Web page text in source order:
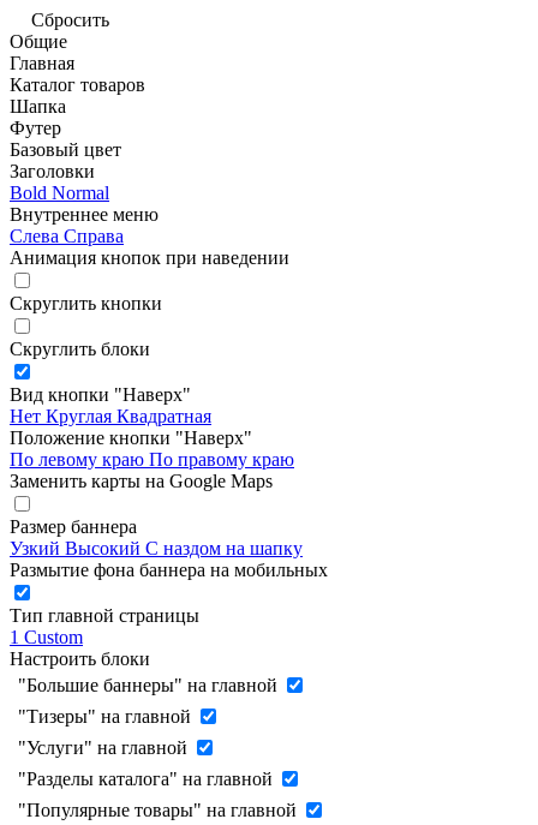
Сбросить
Общие
Главная
Каталог товаров
Шапка
Футер
Базовый цвет
Заголовки
Bold Normal
Внутреннее меню
Слева Справа
Анимация кнопок при наведении
Скруглить кнопки
Скруглить блоки
Вид кнопки "Наверх"
Нет Круглая Квадратная
Положение кнопки "Наверх"
По левому краю По правому краю
Заменить карты на Google Maps
Размер баннера
Узкий Высокий С наздом на шапку
Размытие фона баннера на мобильных
Тип главной страницы
1 Custom
Настроить блоки
"Большие баннеры" на главной
"Тизеры" на главной
"Услуги" на главной
"Разделы каталога" на главной
"Популярные товары" на главной